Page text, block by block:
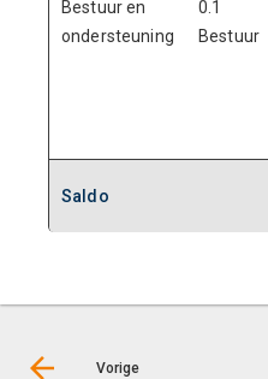
Bestuur en
ondersteuning
0.1
Bestuur
Saldo
Vorige